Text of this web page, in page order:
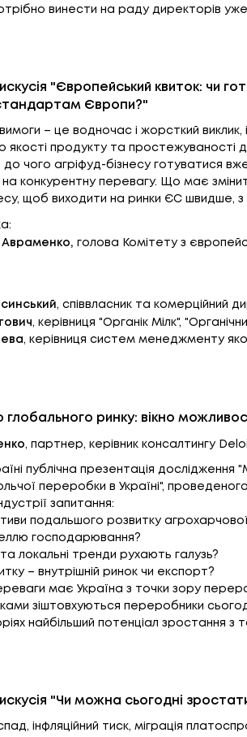
винести на раду директорів
"Європейський квиток: чи
Європи?"
– це водночас і жорсткий виклик,
якості продукту та простежуваності
чого агріфуд-бізнесу готуватися вже
конкурентну перевагу. Що має
щоб виходити на ринки ЄС швидше,
голова Комітету з
, співвласник та комерційний
, керівниця "Органік Мілк",
, керівниця систем менеджменту
глобального ринку: вікно
, партнер, керівник консалтингу
публічна презентація
переробки в Україні",
запитання:
подальшого розвитку агрохарчової
господарювання?
та локальні тренди рухають галузь?
– внутрішній ринок чи експорт?
має Україна з точки зору
зіштовхуються переробники
найбільший потенціал зростання з
"Чи можна сьогодні
інфляційний тиск, міграція